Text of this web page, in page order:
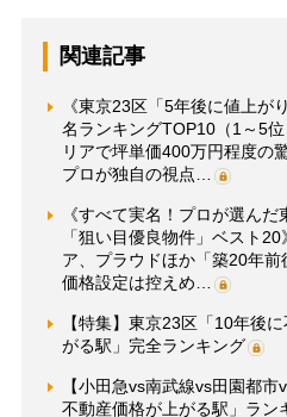
関連記事
《東京23区「5年後に値上が
名ランキングTOP10（1～5
リアで坪単価400万円程度
プロが独自の視点…
《すべて実名！プロが選ん
「狙い目優良物件」ベスト
ア、プラウドほか「築20年
価格設定は控えめ…
【特集】東京23区「10年後
がる駅」完全ランキング
【小田急vs南武線vs田園都
不動産価格が上がる駅」ラン